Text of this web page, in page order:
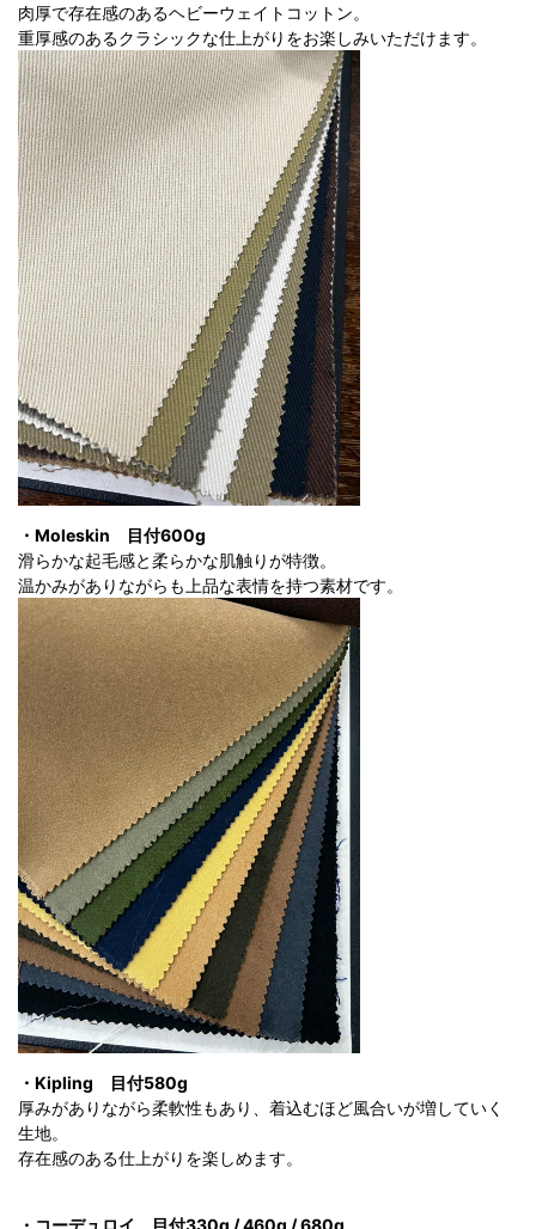
肉厚で存在感のあるヘビーウェイトコットン。
重厚感のあるクラシックな仕上がりをお楽しみいただけます。
・Moleskin
目付600g
滑らかな起毛感と柔らかな肌触りが特徴。
温かみがありながらも上品な表情を持つ素材です。
・Kipling
目付580g
厚みがありながら柔軟性もあり、着込むほど風合いが増していく
生地。
存在感のある仕上がりを楽しめます。